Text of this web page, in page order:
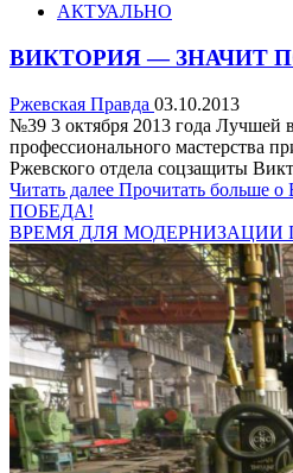
АКТУАЛЬНО
ВИКТОРИЯ — ЗНАЧИТ
Ржевская Правда 03.10.2013
№39 3 октября 2013 года Лучшей
профессионального мастерства
Ржевского отдела соцзащиты
Читать далее Прочитать
ПОБЕДА!
ВРЕМЯ ДЛЯ МОДЕРНИЗАЦИИ